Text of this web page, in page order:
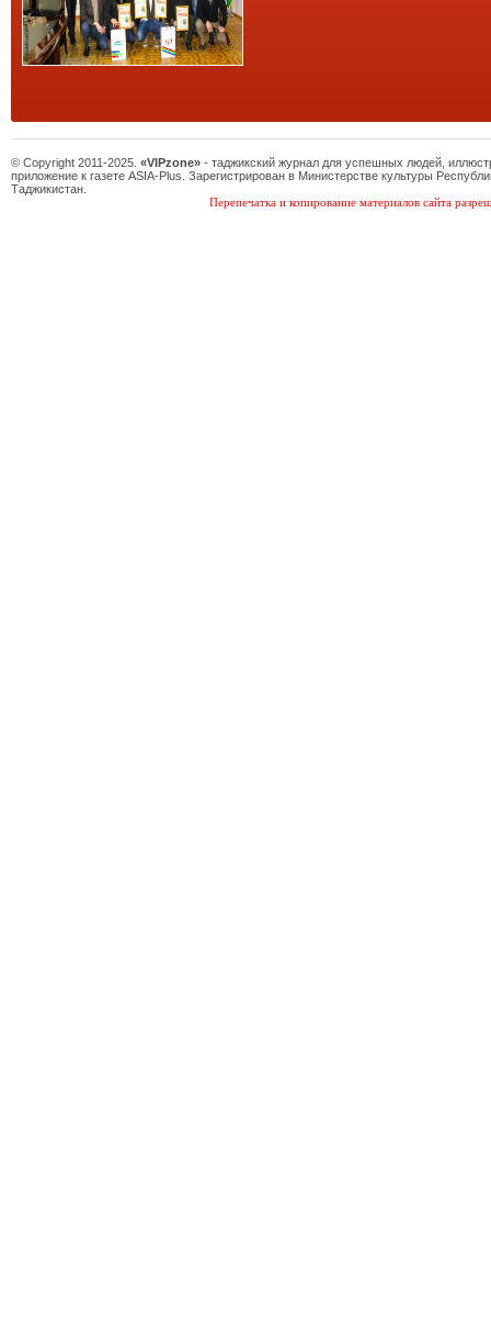
© Copyright 2011-2025. «VIPzone» - таджикский журнал для успешных людей,
приложение к газете ASIA-Plus. Зарегистрирован в Министерстве культуры
Таджикистан.
Перепечатка и копирование материалов сайта